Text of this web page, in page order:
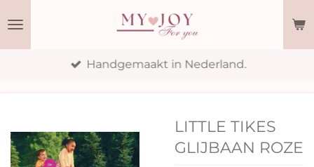
Handgemaakt in Nederland.
LITTLE TIKES
GLIJBAAN ROZE